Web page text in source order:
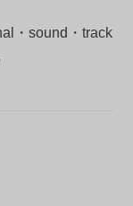
・sound・track